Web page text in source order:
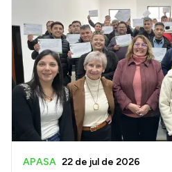
APASA 22 de jul de 2026